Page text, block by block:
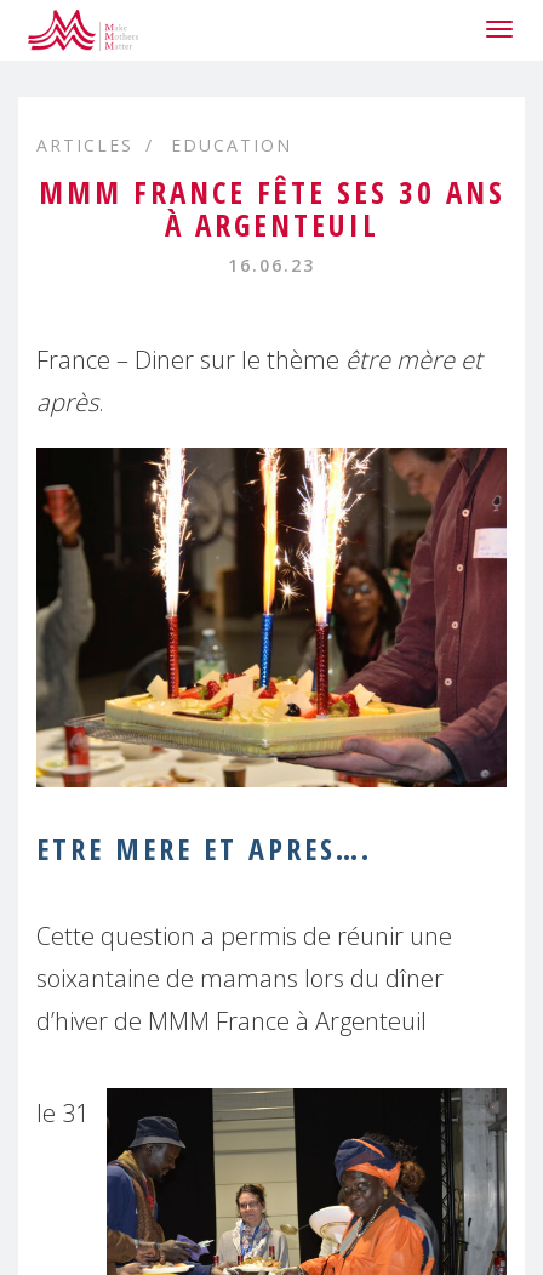
ARTICLES EDUCATION
MMM FRANCE FÊTE SES 30 ANS
À ARGENTEUIL
16.06.23
France – Diner sur le thème être mère et
après.
ETRE MERE ET APRES….
Cette question a permis de réunir une
soixantaine de mamans lors du dîner
d’hiver de MMM France à Argenteuil
le 31